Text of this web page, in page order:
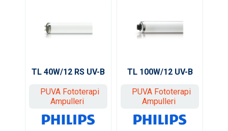
TL 40W/12 RS UV-B
PUVA Fototerapi
Ampulleri
TL 100W/12 UV-B
PUVA Fototerapi
Ampulleri